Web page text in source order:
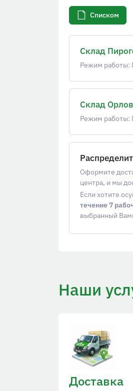
Списком
Склад
Режим работы:
Склад
Режим работы:
Оформите
центра, и мы
Если хотите
течение 7
выбранный
Наши
Доставка